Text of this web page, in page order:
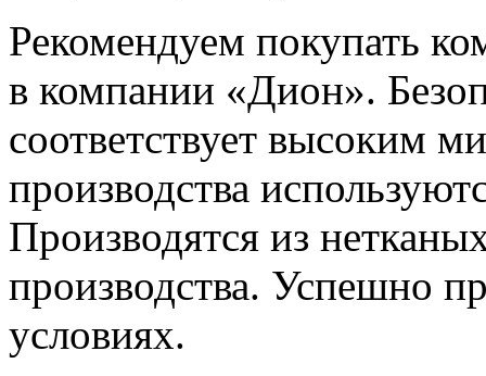
Рекомендуем покупать
в компании «Дион».
соответствует высоким
производства
Производятся из
производства. Успешно
условиях.